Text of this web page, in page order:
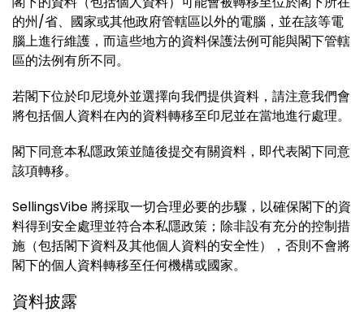
的州/省、國家或其他政府管轄區以外的電腦，並在該等電
腦上進行維護，而這些地方的資料保護法例可能與閣下管轄
區的法例有所不同。
若閣下位於印尼境外並選擇向我們提供資料，請注意我們會
將包括個人資料在內的資料轉移至印尼並在當地進行處理。
閣下同意本私隱政策並隨後提交有關資料，即代表閣下同意
該項轉移。
SellingsVibe 將採取一切合理必要的步驟，以確保閣下的資
料得到安全處理並符合本私隱政策；除非設有充分的控制措
施（包括閣下資料及其他個人資料的安全性），否則不會將
閣下的個人資料轉移至任何機構或國家。
資料披露